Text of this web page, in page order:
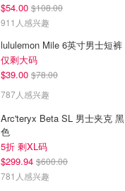
$54.00 $108.00
911人感兴趣
lululemon Mile 6英寸男士短裤
仅剩大码
$39.00 $78.00
787人感兴趣
Arc'teryx Beta SL 男士夹克 黑
色
5折 剩XL码
$299.94 $600.00
781人感兴趣